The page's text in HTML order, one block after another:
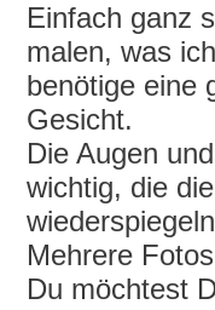
Einfach ganz
malen, was
benötige eine
Gesicht.
Die Augen
wichtig, die
Mehrere
Du möchtest